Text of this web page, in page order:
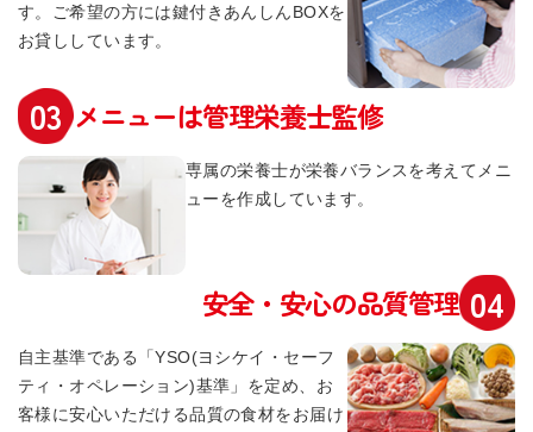
す。ご希望の方には鍵付きあんしんBOXを
お貸ししています。
メニューは管理栄養士監修
専属の栄養士が栄養バランスを考えてメニ
ューを作成しています。
安全・安心の品質管理
自主基準である「YSO(ヨシケイ・セーフ
ティ・オペレーション)基準」を定め、お
客様に安心いただける品質の食材をお届け